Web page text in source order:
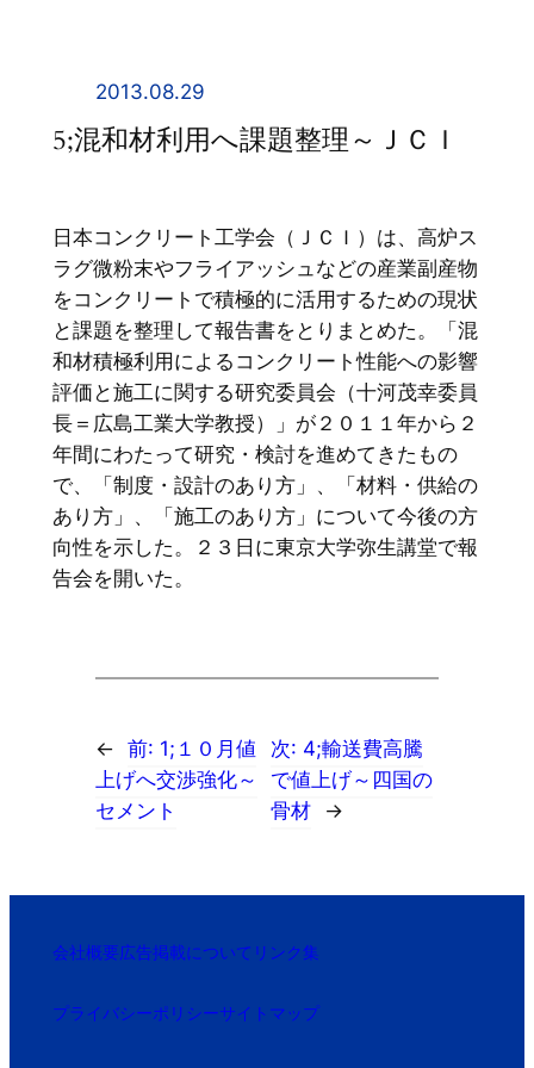
2013.08.29
5;混和材利用へ課題整理～ＪＣＩ
日本コンクリート工学会（ＪＣＩ）は、高炉ス
ラグ微粉末やフライアッシュなどの産業副産物
をコンクリートで積極的に活用するための現状
と課題を整理して報告書をとりまとめた。「混
和材積極利用によるコンクリート性能への影響
評価と施工に関する研究委員会（十河茂幸委員
長＝広島工業大学教授）」が２０１１年から２
年間にわたって研究・検討を進めてきたもの
で、「制度・設計のあり方」、「材料・供給の
あり方」、「施工のあり方」について今後の方
向性を示した。２３日に東京大学弥生講堂で報
告会を開いた。
← 前: 1;１０月値
上げへ交渉強化～
セメント
次: 4;輸送費高騰
で値上げ～四国の
骨材
→
会社概要広告掲載について リンク集
プライバシーポリシーサイトマップ